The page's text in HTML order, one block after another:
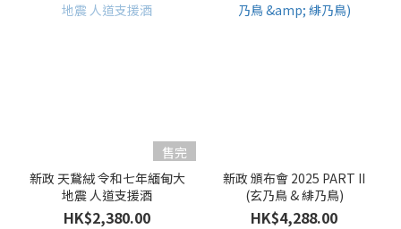
售完
新政 天鵞絨 令和七年緬甸大
地震 人道支援酒
HK$2,380.00
新政 頒布會 2025 PART II
(玄乃鳥 & 緋乃鳥)
HK$4,288.00